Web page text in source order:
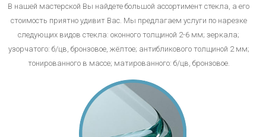
В нашей мастерской Вы найдете большой ассортимент стекла, а его
стоимость приятно удивит Вас. Мы предлагаем услуги по нарезке
следующих видов стекла: оконного толщиной 2-6 мм; зеркала;
узорчатого: б/цв, бронзовое, жёлтое; антибликового толщиной 2 мм;
тонированного в массе; матированного: б/цв, бронзовое.